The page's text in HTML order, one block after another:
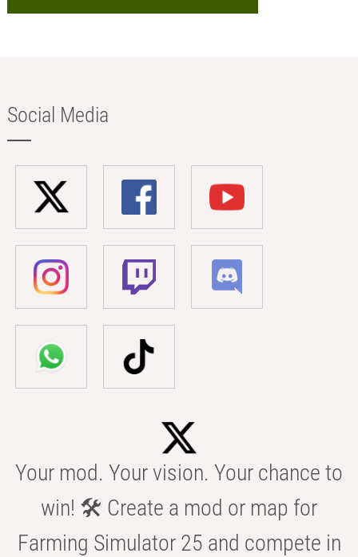
Social Media
Your mod. Your vision. Your chance to
win! 🛠️ Create a mod or map for
Farming Simulator 25 and compete in